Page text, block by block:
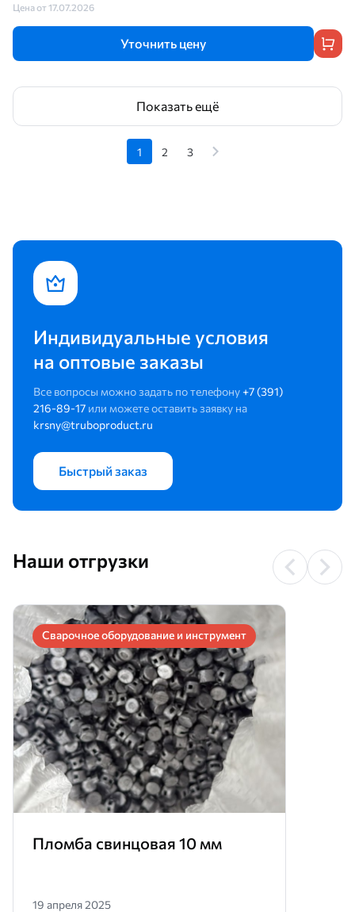
Цена от 17.07.2026
Уточнить цену
Показать ещё
1 2 3
Индивидуальные условия
на оптовые заказы
Все вопросы можно задать по телефону +7 (391)
216-89-17 или можете оставить заявку на
krsny@truboproduct.ru
Быстрый заказ
Наши отгрузки
Сварочное оборудование и инструмент
Пломба свинцовая 10 мм
19 апреля 2025